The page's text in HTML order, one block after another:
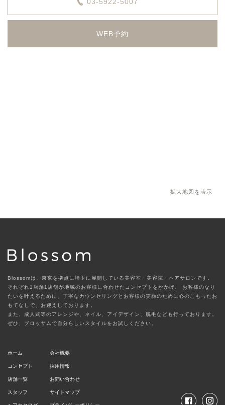
WEB予約
拡大地図を表示
Blossomは、東京を拠点に埼玉に展開している美容室・美容院・ヘアサロンです。
それぞれ1店舗1店舗が地域のお客様に合わせたコンセプトをかかげ、
お客様のなり
たいを叶えるために、丁寧なカウンセリングとお客様の笑顔のために心のこもったお
もてなしで、お迎えしております。
また、成人式等のアレンジや、ネイル、アイデザイン、脱毛なども行っております。
ぜひ、ブロッサムで自分らしいスタイルをお試しください。
ホーム
コンセプト
店舗一覧
スタッフ
会社概要
採用情報
お問い合わせ
サイトマップ